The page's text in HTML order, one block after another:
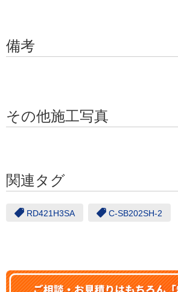
備考
その他施工写真
関連タグ
RD421H3SA C-SB202SH-2